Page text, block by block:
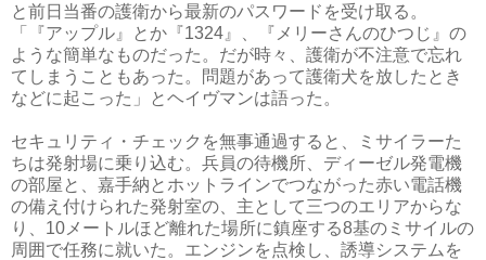
と前日当番の護衛から最新のパスワードを受け取る。
「『アップル』とか『1324』、『メリーさんのひつじ』の
ような簡単なものだった。だが時々、護衛が不注意で忘れ
てしまうこともあった。問題があって護衛犬を放したとき
などに起こった」とヘイヴマンは語った。
セキュリティ・チェックを無事通過すると、ミサイラーた
ちは発射場に乗り込む。兵員の待機所、ディーゼル発電機
の部屋と、嘉手納とホットラインでつながった赤い電話機
の備え付けられた発射室の、主として三つのエリアからな
り、10メートルほど離れた場所に鎮座する8基のミサイルの
周囲で任務に就いた。エンジンを点検し、誘導システムを